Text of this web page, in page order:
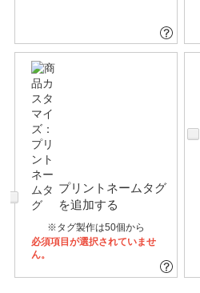
プリントネームタグ
を追加する
※タグ製作は50個から
必須項目が選択されていませ
ん。